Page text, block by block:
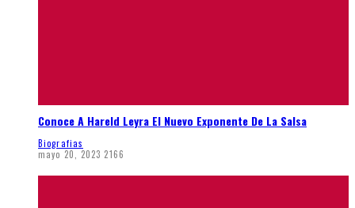
Conoce A Hareld Leyra El Nuevo Exponente De La Salsa
Biografias
mayo 20, 2023 2166